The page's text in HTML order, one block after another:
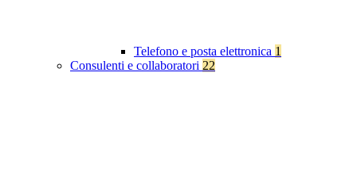
Telefono e posta elettronica 1
Consulenti e collaboratori 22